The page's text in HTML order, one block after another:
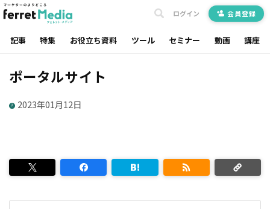
記事 特集 お役立ち資料 ツール セミナー 動画 講座
ログイン 会員登録
ポータルサイト
2023年01月12日